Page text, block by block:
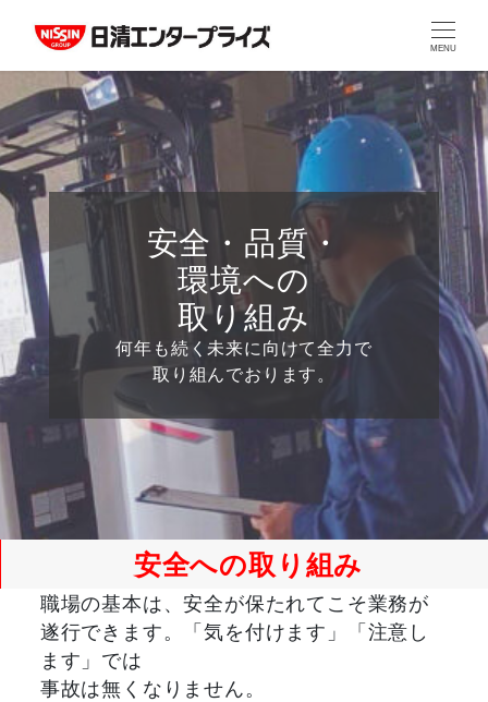
MENU
安全・品質・
環境への
取り組み
何年も続く未来に向けて全力で
取り組んでおります。
安全への取り組み
職場の基本は、安全が保たれてこそ業務が
遂行できます。「気を付けます」「注意し
ます」では
事故は無くなりません。